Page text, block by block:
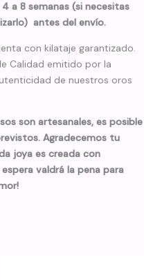
a 8 semanas (si necesitas
antes del envío.
con kilataje garantizado.
Calidad emitido por la
de nuestros oros
son artesanales, es posible
Agradecemos tu
joya es creada con
valdrá la pena para